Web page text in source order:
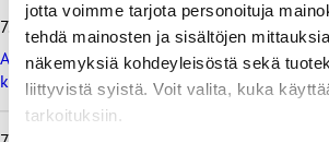
jotta voimme tarjota personoituja
tehdä mainosten ja sisältöjen
näkemyksiä kohdeyleisöstä sekä
liittyvistä syistä. Voit valita, kuka
tarkoituksiin.
ä
t
u
u
7.7.2026
Ammattiliitto JHL vastustaa maksullisia
korkeakoulututkintoja